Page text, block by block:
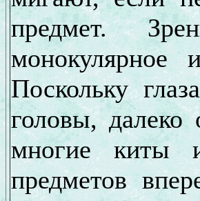
предмет.
монокулярное
Поскольку
головы, далеко
многие киты
предметов